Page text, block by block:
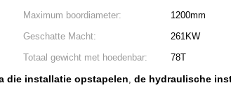
Maximum boordiameter:
1200mm
Geschatte Macht:
261KW
Totaal gewicht met hoedenbar:
78T
die installatie opstapelen, de hydraulische